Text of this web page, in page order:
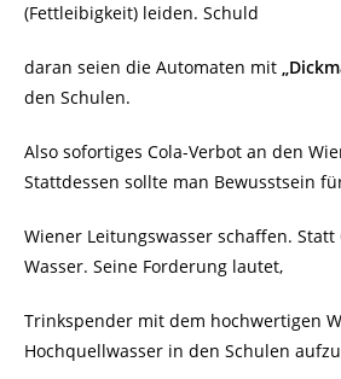
(Fettleibigkeit) leiden. Schuld
daran seien die Automaten mit
den Schulen.
Also sofortiges Cola-Verbot an den
Stattdessen sollte man Bewusstsein
Wiener Leitungswasser schaffen. Statt
Wasser. Seine Forderung lautet,
Trinkspender mit dem hochwertigen
Hochquellwasser in den Schulen